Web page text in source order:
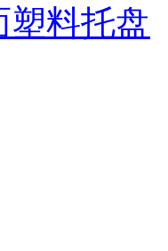
塑料托盘